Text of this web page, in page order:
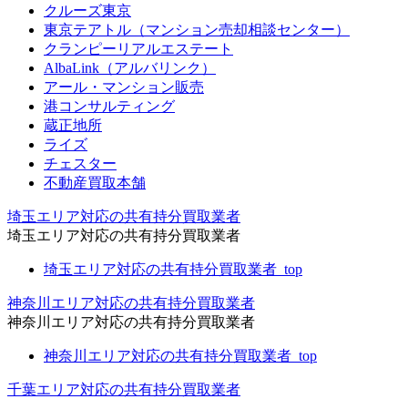
クルーズ東京
東京テアトル（マンション売却相談センター）
クランピーリアルエステート
AlbaLink（アルバリンク）
アール・マンション販売
港コンサルティング
蔵正地所
ライズ
チェスター
不動産買取本舗
埼玉エリア対応の共有持分買取業者
埼玉エリア対応の共有持分買取業者
埼玉エリア対応の共有持分買取業者_top
神奈川エリア対応の共有持分買取業者
神奈川エリア対応の共有持分買取業者
神奈川エリア対応の共有持分買取業者_top
千葉エリア対応の共有持分買取業者